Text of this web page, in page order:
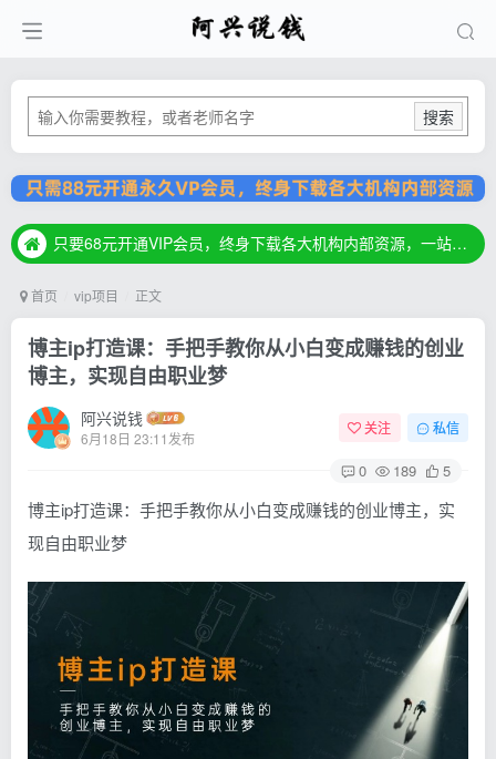
搜索
只要68元开通VIP会员，终身下载各大机构内部资源，一站式草根创业基地，最新最强网赚教程大全，小投入，大回报！
只要68元开通VIP会员，终身下载各大机构内部资源，一站式草根创业基地，最新最强网赚教程大全，小投入，大回报！
首页 vip项目 正文
博主ip打造课：手把手教你从小白变成赚钱的创业
博主，实现自由职业梦
阿兴说钱
6月18日 23:11发布
关注 私信
0 189 5
博主ip打造课：手把手教你从小白变成赚钱的创业博主，实
现自由职业梦